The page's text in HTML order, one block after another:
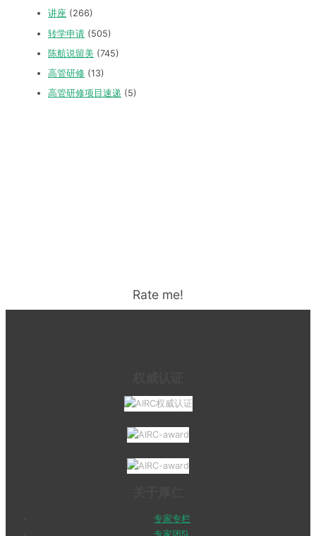
讲座 (266)
转学申请 (505)
陈航说留美 (745)
高管研修 (13)
高管研修项目速递 (5)
Rate me!
专家专栏